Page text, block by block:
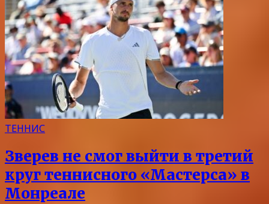
ТЕННИС
Зверев не смог выйти в третий
круг теннисного «Мастерса» в
Монреале